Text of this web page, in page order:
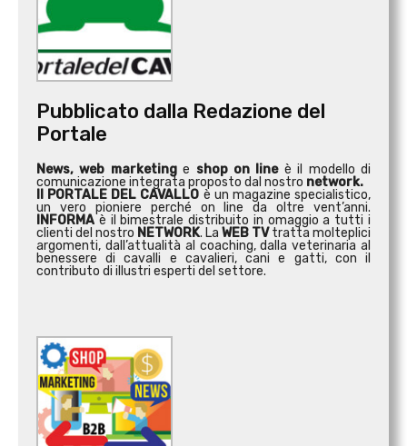
Pubblicato dalla Redazione del
Portale
News, web marketinge shop on line è il modello di
comunicazione integrata proposto dal nostro network.
Il PORTALE DEL CAVALLO è un magazine specialistico,
un vero pioniere perché on line da oltre vent’anni.
INFORMA è il bimestrale distribuito in omaggio a tutti i
clienti del nostro NETWORK. La WEB TVtratta molteplici
argomenti, dall’attualità al coaching, dalla veterinaria al
benessere di cavalli e cavalieri, cani e gatti, con il
contributo di illustri esperti del settore.